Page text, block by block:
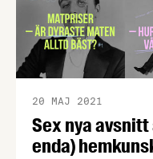
Sex nya
enda)
20 MAJ 2021